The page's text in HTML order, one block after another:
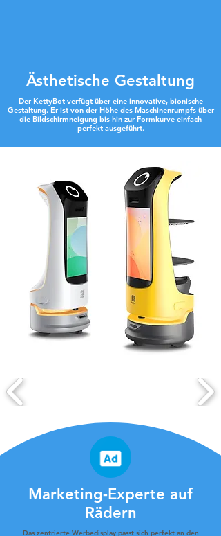
Ästhetische Gestaltung
Der KettyBot verfügt über eine innovative, bionische
Gestaltung. Er ist von der Höhe des Maschinenrumpfs über
die Bildschirmneigung bis hin zur Formkurve einfach
perfekt ausgeführt.
Marketing-Experte auf
Rädern
Das zentrierte Werbedisplay passt sich perfekt an den